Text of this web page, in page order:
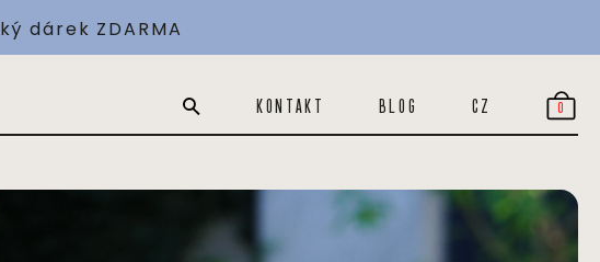
dárek ZDARMA
KONTAKT BLOG CZ 0